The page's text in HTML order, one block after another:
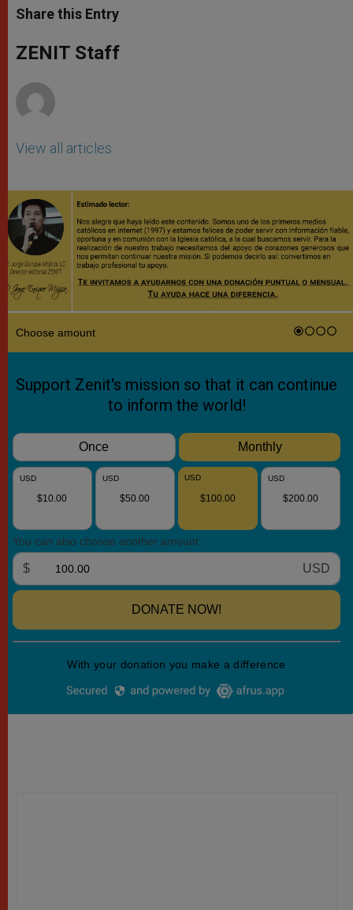
t
s
p
p
s
e
g
e
e
b
o
k
Share this Entry
ZENIT Staff
View all articles